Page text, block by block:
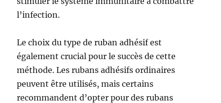
l’infection.
Le choix du type de ruban adhésif est
également crucial pour le succès de cette
méthode. Les rubans adhésifs ordinaires
peuvent être utilisés, mais certains
recommandent d’opter pour des rubans